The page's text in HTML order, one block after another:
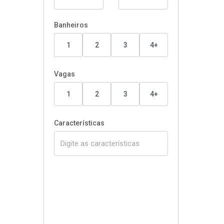
Banheiros
1 2 3 4+
Vagas
1 2 3 4+
Características